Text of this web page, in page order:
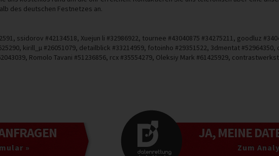
des deutschen Festnetzes an.
ssidorov #42134518, Xuejun li #32986922, tournee #43040875 #34275211, goodluz
kirill_µ #26051079, detailblick #33214959, fotoinho #29351522, 3dmentat
Romolo Tavani #51236856, rcx #35554279, Oleksiy Mark #61425929,
»
JA, MEINE
Zum